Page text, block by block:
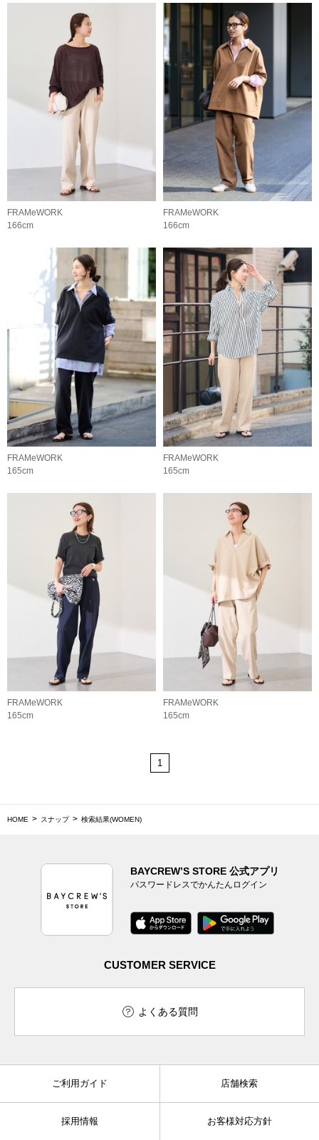
FRAMeWORK
166cm
FRAMeWORK
166cm
FRAMeWORK
165cm
FRAMeWORK
165cm
FRAMeWORK
165cm
FRAMeWORK
165cm
1
HOME スナップ 検索結果(WOMEN)
BAYCREW’S STORE 公式アプリ
パスワードレスでかんたんログイン
CUSTOMER SERVICE
よくある質問
ご利用ガイド 店舗検索
採用情報 お客様対応方針